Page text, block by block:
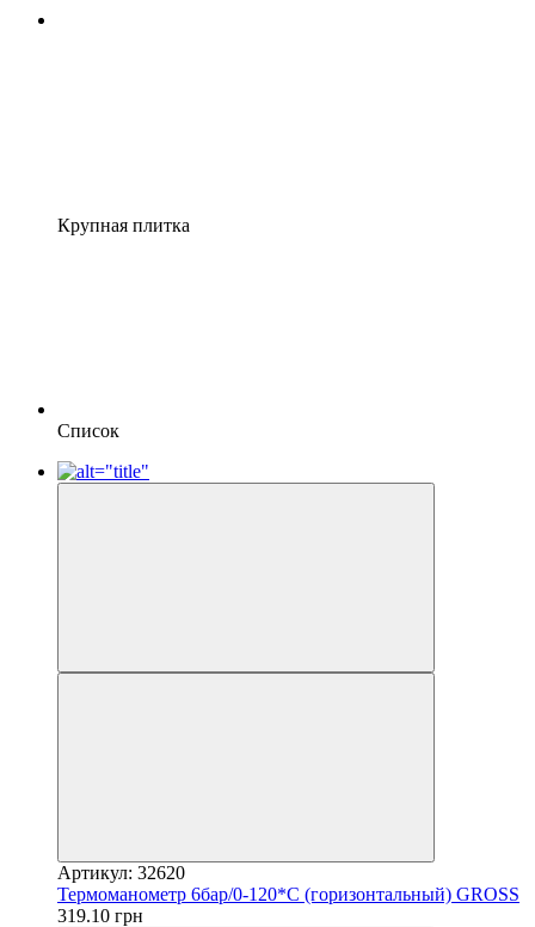
Крупная плитка
Список
Артикул: 32620
Термоманометр 6бар/0-120*С (горизонтальный) GROSS
319.10 грн